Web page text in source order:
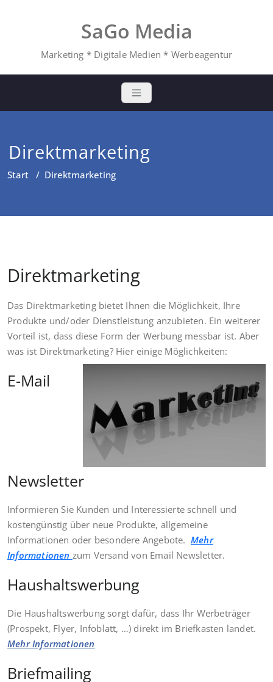
SaGo Media
Marketing * Digitale Medien * Werbeagentur
Direktmarketing
Start / Direktmarketing
Direktmarketing
Das Direktmarketing bietet Ihnen die Möglichkeit, Ihre
Produkte und/oder Dienstleistung anzubieten. Ein weiterer
Vorteil ist, dass diese Form der Werbung messbar ist. Aber
was ist Direktmarketing? Hier einige Möglichkeiten:
E-Mail
Newsletter
Informieren Sie Kunden und Interessierte schnell und
kostengünstig über neue Produkte, allgemeine
Informationen oder besondere Angebote.Mehr
Informationen zum Versand von Email Newsletter.
Haushaltswerbung
Die Haushaltswerbung sorgt dafür, dass Ihr Werbeträger
(Prospekt, Flyer, Infoblatt, …) direkt im Briefkasten landet.
Mehr Informationen
Briefmailing